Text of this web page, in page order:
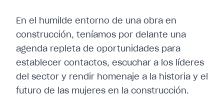
En el humilde entorno de una obra en
construcción, teníamos por delante una
agenda repleta de oportunidades para
establecer contactos, escuchar a los líderes
del sector y rendir homenaje a la historia y el
futuro de las mujeres en la construcción.